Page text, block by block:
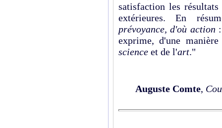
satisfaction les
extérieures. En
prévoyance, d'où action
exprime, d'une
science et de l'art."
Auguste Comte,